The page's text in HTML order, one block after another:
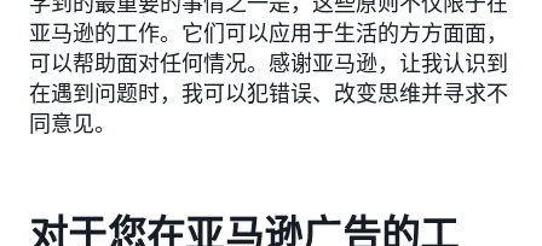
亚马逊的工作。它们可以应用于生活的方方面面，
可以帮助面对任何情况。感谢亚马逊，让我认识到
在遇到问题时，我可以犯错误、改变思维并寻求不
同意见。
对于您在亚马逊广告的工